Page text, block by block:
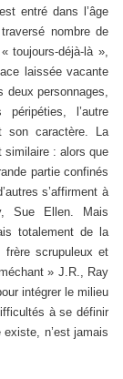
entré dans l’âge
nombre de
toujours-déjà-là »,
laissée vacante
deux personnages,
l’autre
son caractère. La
similaire : alors que
partie confinés
s’affirment à
Sue Ellen. Mais
totalement de la
scrupuleux et
» J.R., Ray
intégrer le milieu
à se définir
n’est jamais